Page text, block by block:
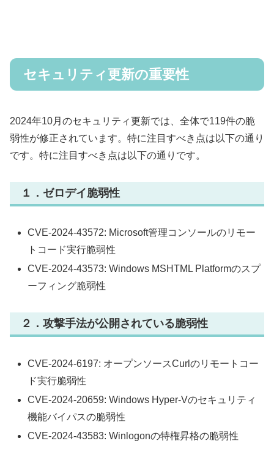
セキュリティ更新の重要性
2024年10月のセキュリティ更新では、全体で119件の脆
弱性が修正されています。特に注目すべき点は以下の通り
です。特に注目すべき点は以下の通りです。
１． ゼロデイ脆弱性
CVE-2024-43572: Microsoft管理コンソールのリモー
トコード実行脆弱性
CVE-2024-43573: Windows MSHTML Platformのスプ
ーフィング脆弱性
２． 攻撃手法が公開されている脆弱性
CVE-2024-6197: オープンソースCurlのリモートコー
ド実行脆弱性
CVE-2024-20659: Windows Hyper-Vのセキュリティ
機能バイパスの脆弱性
CVE-2024-43583: Winlogonの特権昇格の脆弱性